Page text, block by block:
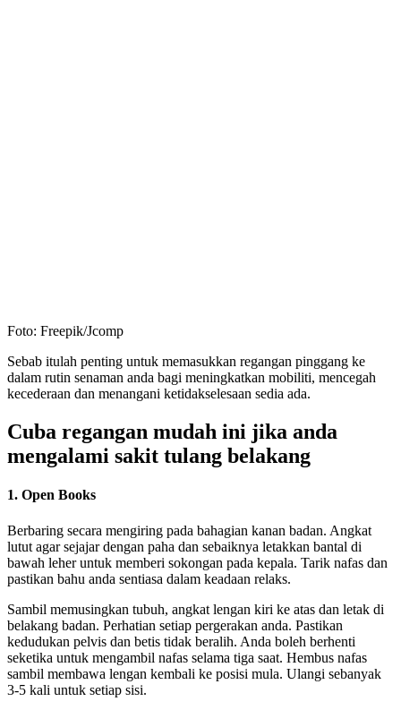
Foto: Freepik/Jcomp
Sebab itulah penting untuk memasukkan regangan pinggang ke
dalam rutin senaman anda bagi meningkatkan mobiliti, mencegah
kecederaan dan menangani ketidakselesaan sedia ada.
Cuba regangan mudah ini jika anda
mengalami sakit tulang belakang
1. Open Books
Berbaring secara mengiring pada bahagian kanan badan. Angkat
lutut agar sejajar dengan paha dan sebaiknya letakkan bantal di
bawah leher untuk memberi sokongan pada kepala. Tarik nafas dan
pastikan bahu anda sentiasa dalam keadaan relaks.
Sambil memusingkan tubuh, angkat lengan kiri ke atas dan letak di
belakang badan. Perhatian setiap pergerakan anda. Pastikan
kedudukan pelvis dan betis tidak beralih. Anda boleh berhenti
seketika untuk mengambil nafas selama tiga saat. Hembus nafas
sambil membawa lengan kembali ke posisi mula. Ulangi sebanyak
3-5 kali untuk setiap sisi.